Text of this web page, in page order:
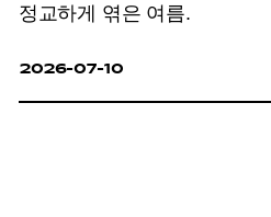
정교하게 엮은 여름.
2026-07-10